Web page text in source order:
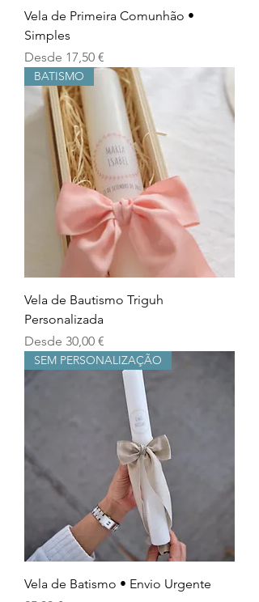
Vela de Primeira Comunhão •
Simples
Desde 17,50 €
Precio de oferta
BATISMO
Vela de Bautismo Triguh
Personalizada
Desde 30,00 €
Precio de oferta
SEM PERSONALIZAÇÃO
Vela de Batismo • Envio Urgente